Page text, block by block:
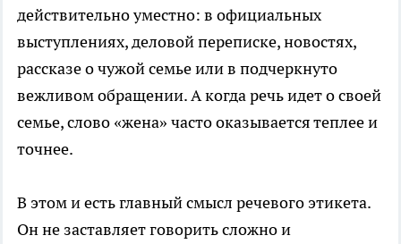
действительно уместно: в официальных
выступлениях, деловой переписке, новостях,
рассказе о чужой семье или в подчеркнуто
вежливом обращении. А когда речь идет о своей
семье, слово «жена» часто оказывается теплее и
точнее.
В этом и есть главный смысл речевого этикета.
Он не заставляет говорить сложно и